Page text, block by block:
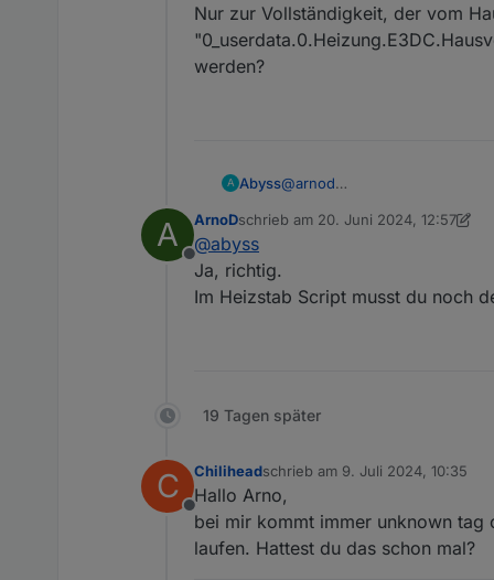
Nur zur Vollständigkeit, der vom
werden?
A Abyss@arnod
Dann werd ich das
Nur zur Vollständigkeit, der
A
Offline
ArnoDschrieb am 20. Juni 2024, 12:57
zuletzt editiert von ArnoD
@abyss
Ja, richtig.
Im Heizstab Script musst du noch
19 Tagen später
C
Offline
Chiliheadschrieb am 9. Juli 2024, 10:35
zuletzt editiert von
Hallo Arno,
bei mir kommt immer unknown tag
laufen. Hattest du das schon mal?